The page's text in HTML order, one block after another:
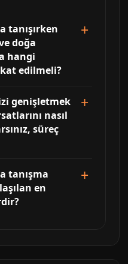
tanışırken
doğa
hangi
edilmeli?
genişletmek
nasıl
süreç
tanışma
en